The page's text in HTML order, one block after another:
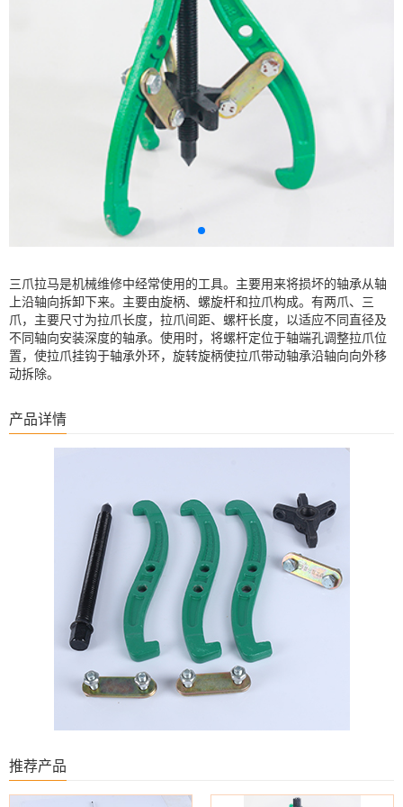
三爪拉马是机械维修中经常使用的工具。主要用来将损坏的轴承从轴
上沿轴向拆卸下来。主要由旋柄、螺旋杆和拉爪构成。有两爪、三
爪，主要尺寸为拉爪长度，拉爪间距、螺杆长度，以适应不同直径及
不同轴向安装深度的轴承。使用时，将螺杆定位于轴端孔调整拉爪位
置，使拉爪挂钩于轴承外环，旋转旋柄使拉爪带动轴承沿轴向向外移
动拆除。
产品详情
推荐产品